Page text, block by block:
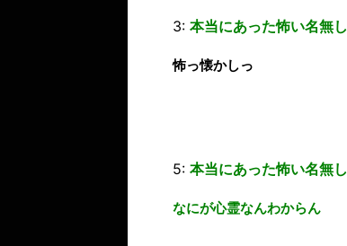
3: 本当にあった怖い名無し
怖っ懐かしっ
5: 本当にあった怖い名無し
なにが心霊なんわからん